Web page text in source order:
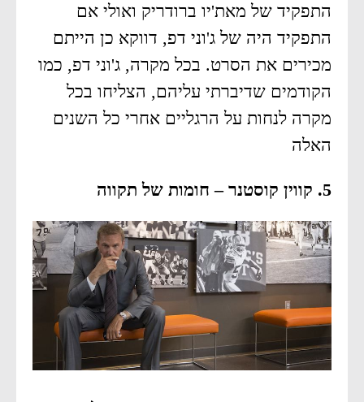
התפקיד של מאת'יו ברודריק ואולי אם
התפקיד היה של ג'וני דפ, דווקא כן הייתם
מכירים את הסרט. בכל מקרה, ג'וני דפ, כמו
הקודמים שדיברתי עליהם, הצליחו בכל
מקרה לנחות על הרגליים אחרי כל השנים
האלה
5. קווין קוסטנר – חומות של תקווה